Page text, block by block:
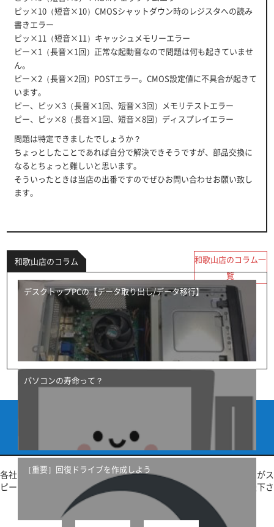
ピッ×10（短音×10）CMOSシャットダウン時のレジスタへの読み
書きエラー
ピッ×11（短音×11）キャッシュメモリーエラー
ピー×1（長音×1回）正常な起動音なので問題は何も起きていませ
ん。
ピー×2（長音×2回）POSTエラー。CMOS設定値に不具合が起きて
います。
ピー、ピッ×3（長音×1回、短音×3回）メモリテストエラー
ピー、ピッ×8（長音×1回、短音×8回）ディスプレイエラー
問題は特定できましたでしょうか？
ちょっとしたことであれば自分で解決できそうですが、部品交換に
なるとちょっと難しいと思います。
そういったときは当店の出番ですのでぜひお問い合わせお願い致し
ます。
和歌山店のコラム
和歌山店のコラム一
覧
デスクトップPCの【データ取り出し/データ移行】
パソコンの寿命って？
［重要］回復ドライブを作成しよう
maker information
各社メーカー製パソコンご相談承ります！専門知識を持つスタッフがス
ピード感を持って親切、丁寧に対応致します！是非お気軽にご相談下さ
い！